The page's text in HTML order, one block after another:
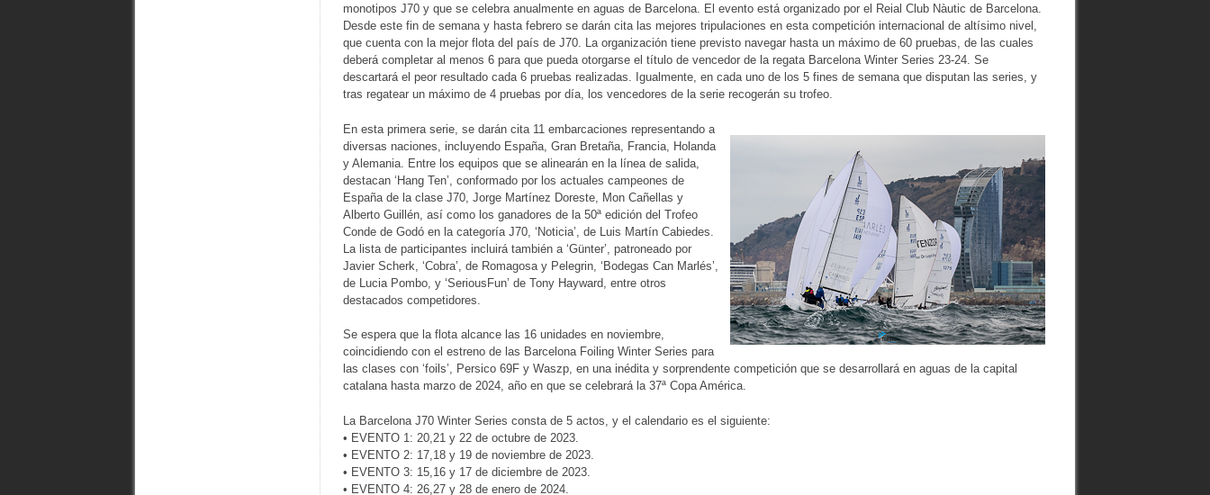
monotipos J70 y que se celebra anualmente en aguas de Barcelona. El evento está organizado por el Reial Club Nàutic de Barcelona.
Desde este fin de semana y hasta febrero se darán cita las mejores tripulaciones en esta competición internacional de altísimo nivel,
que cuenta con la mejor flota del país de J70. La organización tiene previsto navegar hasta un máximo de 60 pruebas, de las cuales
deberá completar al menos 6 para que pueda otorgarse el título de vencedor de la regata Barcelona Winter Series 23-24. Se
descartará el peor resultado cada 6 pruebas realizadas. Igualmente, en cada uno de los 5 fines de semana que disputan las series, y
tras regatear un máximo de 4 pruebas por día, los vencedores de la serie recogerán su trofeo.
En esta primera serie, se darán cita 11 embarcaciones representando a
diversas naciones, incluyendo España, Gran Bretaña, Francia, Holanda
y Alemania. Entre los equipos que se alinearán en la línea de salida,
destacan ‘Hang Ten’, conformado por los actuales campeones de
España de la clase J70, Jorge Martínez Doreste, Mon Cañellas y
Alberto Guillén, así como los ganadores de la 50ª edición del Trofeo
Conde de Godó en la categoría J70, ‘Noticia’, de Luis Martín Cabiedes.
La lista de participantes incluirá también a ‘Günter’, patroneado por
Javier Scherk, ‘Cobra’, de Romagosa y Pelegrin, ‘Bodegas Can Marlés’,
de Lucia Pombo, y ‘SeriousFun’ de Tony Hayward, entre otros
destacados competidores.
Se espera que la flota alcance las 16 unidades en noviembre,
coincidiendo con el estreno de las Barcelona Foiling Winter Series para
las clases con ‘foils’, Persico 69F y Waszp, en una inédita y sorprendente competición que se desarrollará en aguas de la capital
catalana hasta marzo de 2024, año en que se celebrará la 37ª Copa América.
La Barcelona J70 Winter Series consta de 5 actos, y el calendario es el siguiente:
• EVENTO 1: 20,21 y 22 de octubre de 2023.
• EVENTO 2: 17,18 y 19 de noviembre de 2023.
• EVENTO 3: 15,16 y 17 de diciembre de 2023.
• EVENTO 4: 26,27 y 28 de enero de 2024.